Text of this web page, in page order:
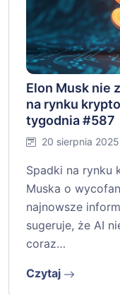
Elon Musk nie
na rynku
tygodnia #587
20 sierpnia 2025
Spadki na rynku
Muska o
najnowsze
sugeruje, że AI
coraz…
Czytaj